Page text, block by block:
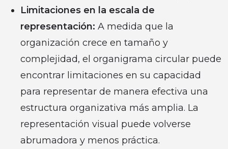
Limitaciones en la escala de
representación: A medida que la
organización crece en tamaño y
complejidad, el organigrama circular puede
encontrar limitaciones en su capacidad
para representar de manera efectiva una
estructura organizativa más amplia. La
representación visual puede volverse
abrumadora y menos práctica.